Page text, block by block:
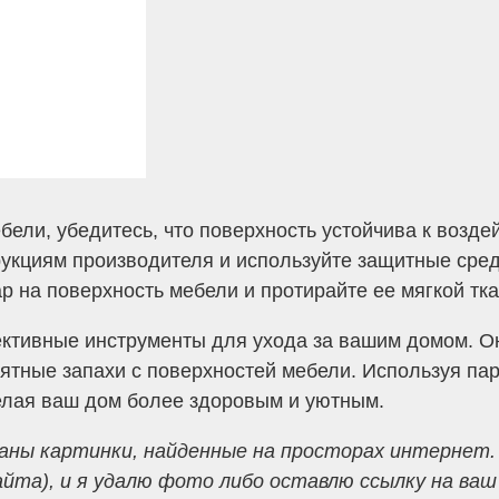
убедитесь, что поверхность устойчива к
производителя и используйте защитные
на поверхность мебели и протирайте ее мягкой
инструменты для ухода за вашим домом.
запахи с поверхностей мебели. Используя
ваш дом более здоровым и уютным.
картинки, найденные на просторах
и я удалю фото либо оставлю ссылку на ваш